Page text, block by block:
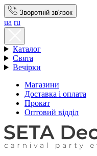
Зворотній зв'язок
ua ru
Каталог
Свята
Вечірки
Магазини
Доставка і оплата
Прокат
Оптовий відділ